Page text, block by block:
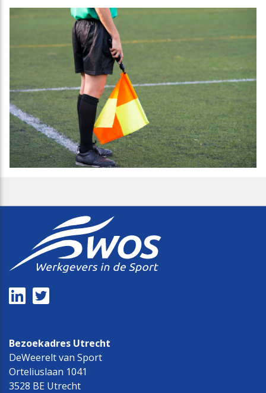
Bezoekadres Utrecht
DeWeerelt van Sport
Orteliuslaan 1041
3528 BE Utrecht